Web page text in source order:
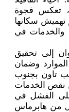
تعكس فجوة
تهميش سكانها
والخدمات في
إلى تحقيق
الموارد وضمان
تاون بجنوب
نقص الخدمات
على الفشل في
كل من هابرماس